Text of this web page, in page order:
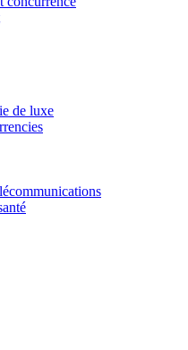
de luxe